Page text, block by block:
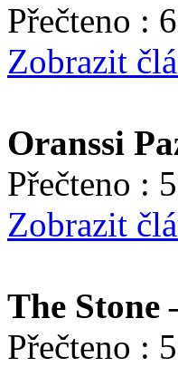
Přečteno :
Zobrazit
Oranssi
Přečteno :
Zobrazit
The Stone
Přečteno :